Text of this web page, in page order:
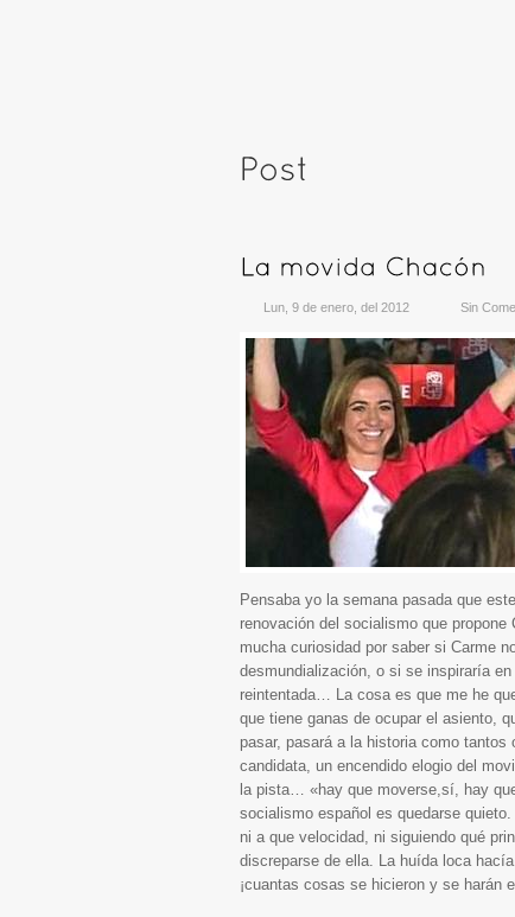
Lun, 9 de enero, del 2012 Sin
Pensaba yo la semana pasada que
renovación del socialismo que
mucha curiosidad por saber si Carme
desmundialización, o si se inspiraría
reintentada… La cosa es que me he
que tiene ganas de ocupar el asiento,
pasar, pasará a la historia como
candidata, un encendido elogio del
la pista… «hay que moverse,sí, hay
socialismo español es quedarse
ni a que velocidad, ni siguiendo qué
discreparse de ella. La huída loca
¡cuantas cosas se hicieron y se harán